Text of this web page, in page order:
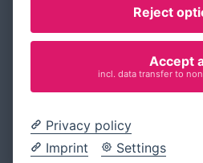
Allgemeine
Widerrufsbelehrung
Widerrufsformular
Datenschutz
Impressum
Cookie-Einstellungen ändern
Reject
Accept
incl. data transfer to
Privacy policy
Imprint
Settings